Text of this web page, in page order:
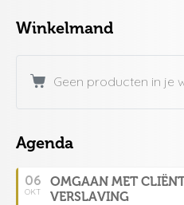
Winkelmand
Geen producten in je
Agenda
06
OKT
OMGAAN MET
VERSLAVING